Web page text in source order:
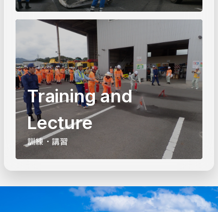
Training and
Lecture
訓練・講習